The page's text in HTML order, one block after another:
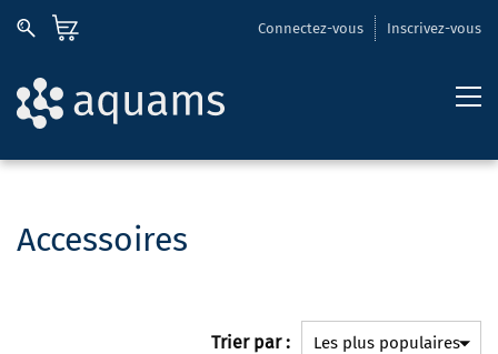
Connectez-vous Inscrivez-vous
Accessoires
Trier par :